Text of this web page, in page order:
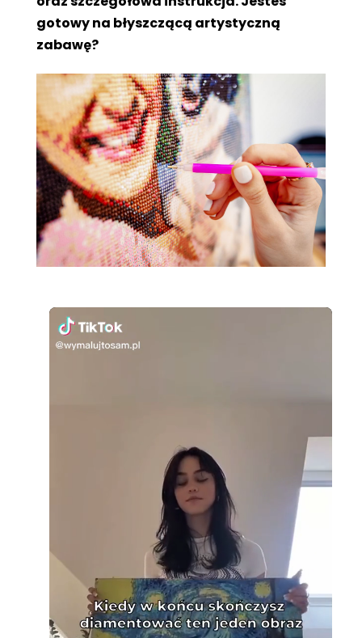
gotowy na błyszczącą artystyczną
zabawę?